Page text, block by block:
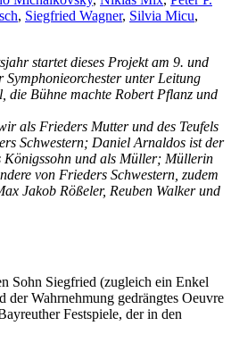
, Siegfried Wagner, Silvia Micu,
startet dieses Projekt am 9. und
unter Leitung
die Bühne machte Robert Pflanz und
als Frieders Mutter und des Teufels
Schwestern; Daniel Arnaldos ist der
Königssohn und als Müller; Müllerin
von Frieders Schwestern, zudem
Jakob Rößeler, Reuben Walker und
Sohn Siegfried (zugleich ein Enkel
Wahrnehmung gedrängtes Oeuvre
Festspiele, der in den